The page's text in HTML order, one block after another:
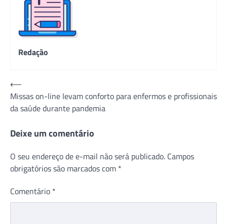
Redação
Navegação
de
Post
⟵
Missas on-line levam conforto para enfermos e profissionais
da saúde durante pandemia
Deixe um comentário
O seu endereço de e-mail não será publicado. Campos
obrigatórios são marcados com *
Comentário *